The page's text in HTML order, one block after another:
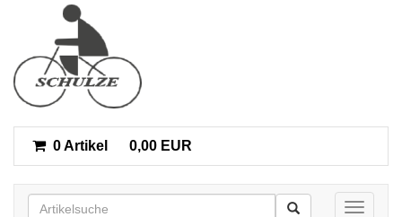
0 Artikel 0,00 EUR
Toggle